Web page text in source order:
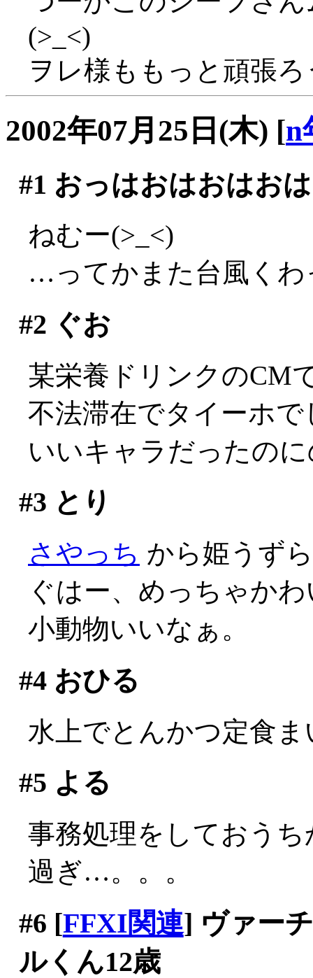
(>_<)
ヲレ様ももっと頑張
2002年07月25日(木) [n
#1 おっはおはおはおは
ねむー(>_<)
…ってかまた台風くわ
#2 ぐお
某栄養ドリンクのCM
不法滞在でタイーホで
いいキャラだったの
#3 とり
さやっち から姫うず
ぐはー、めっちゃか
小動物いいなぁ。
#4おひる
水上でとんかつ定食
#5 よる
事務処理をしておう
過ぎ…。。。
#6 [FFXI関連] ヴァー
ルくん12歳